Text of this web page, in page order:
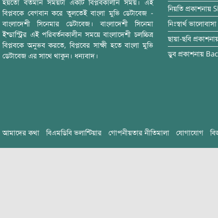
হয়তো বর্তমান সময়টা একটি বিপ্লবকালীন সময়। এই
বিপ্লবকে বেগবান করে তুলতেই বাংলা মুভি ডেটাবেজ -
বাংলাদেশী সিনেমার ডেটাবেজ। বাংলাদেশী সিনেমা
ইন্ডাস্ট্রির এই পরিবর্তনকালীন সময়ে বাংলাদেশী চলচ্চিত্র
বিপ্লবকে অনুভব করতে, বিপ্লবের সাক্ষী হতে বাংলা মুভি
ডেটাবেজ এর সাথে থাকুন। ধন্যবাদ।
নিয়তি প্রকাশনায়
নিঃস্বার্থ ভালোবাসা
ছায়া-ছবি
ডুব প্রকাশনায়
আমাদের কথা বিএমডিবি ভলান্টিয়ার গোপনীয়তার নীতিমালা যোগাযোগ